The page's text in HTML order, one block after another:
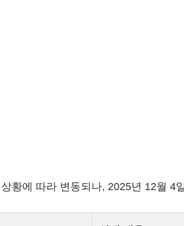
황에 따라 변동되나, 2025년 12월 4